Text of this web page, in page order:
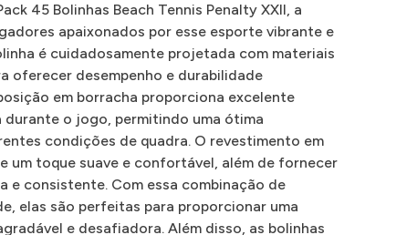
45 Bolinhas Beach Tennis Penalty XXII, a
apaixonados por esse esporte vibrante e
é cuidadosamente projetada com materiais
oferecer desempenho e durabilidade
em borracha proporciona excelente
durante o jogo, permitindo uma ótima
condições de quadra. O revestimento em
um toque suave e confortável, além de fornecer
e consistente. Com essa combinação de
elas são perfeitas para proporcionar uma
e desafiadora. Além disso, as bolinhas